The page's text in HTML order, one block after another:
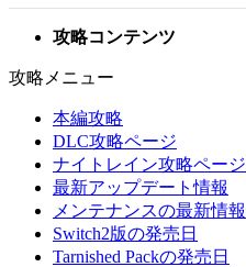
攻略コンテンツ
攻略メニュー
本編攻略
DLC攻略ページ
ナイトレイン攻略ページ
最新アップデート情報
メンテナンスの最新情報
Switch2版の発売日
Tarnished Packの発売日